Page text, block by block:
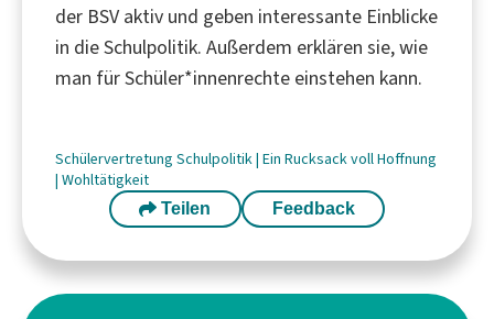
der BSV aktiv und geben interessante Einblicke
in die Schulpolitik. Außerdem erklären sie, wie
man für Schüler*innenrechte einstehen kann.
Schülervertretung Schulpolitik| Ein Rucksack voll Hoffnung
| Wohltätigkeit
Teilen Feedback